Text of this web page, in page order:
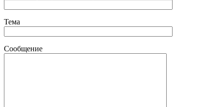
Тема
Сообщение